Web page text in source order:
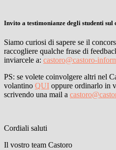
Invito a testimonianze degli studenti sul
Siamo curiosi di sapere se il
raccogliere qualche frase di
inviarcele a: castoro@castoro-
PS: se volete coinvolgere altri nel
volantino QUI oppure ordinarlo in
scrivendo una mail a
Cordiali saluti
Il vostro team Castoro